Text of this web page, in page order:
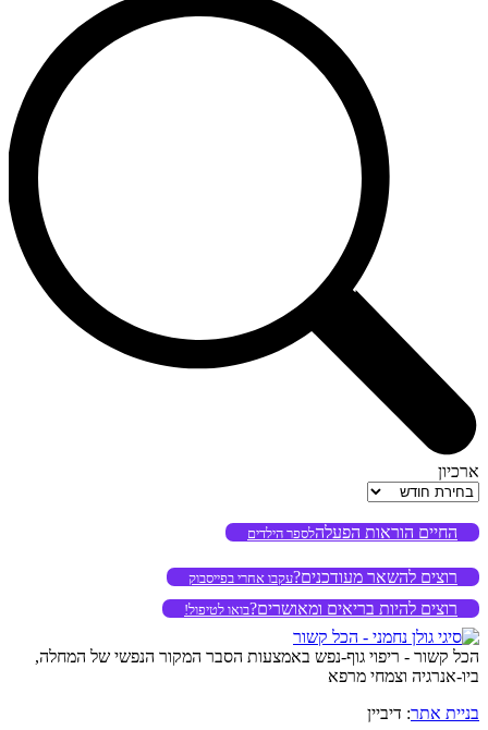
ארכיון
ארכיון
החיים הוראות הפעלהלספר הילדים
רוצים להשאר מעודכנים?עקבו אחרי בפייסבוק
רוצים להיות בריאים ומאושרים?בואו לטיפול!
הכל קשור - ריפוי גוף-נפש באמצעות הסבר המקור הנפשי של המחלה,
ביו-אנרגיה וצמחי מרפא
בניית אתר: דיביין